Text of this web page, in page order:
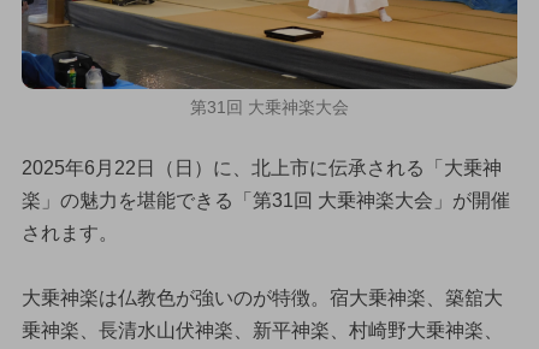
第31回 大乗神楽大会
2025年6月22日（日）に、北上市に伝承される「大乗神
楽」の魅力を堪能できる「第31回 大乗神楽大会」が開催
されます。
大乗神楽は仏教色が強いのが特徴。宿大乗神楽、築舘大
乗神楽、長清水山伏神楽、新平神楽、村崎野大乗神楽、